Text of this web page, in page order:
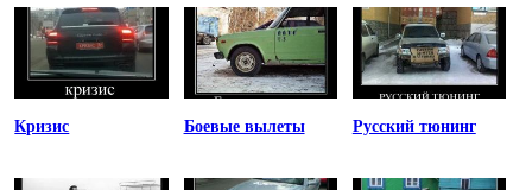
Кризис Боевые вылеты Русский тюнинг